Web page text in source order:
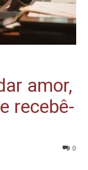
amor,
recebê-
0